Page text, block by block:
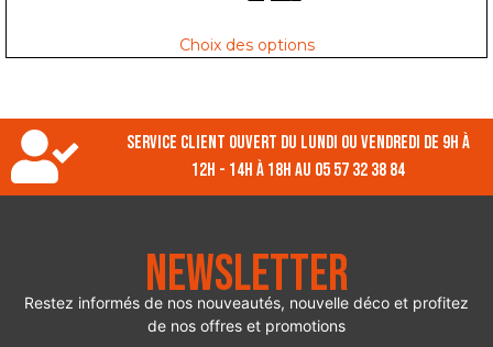
Choix des options
Service client ouvert du lundi ou vendredi de 9h à
12h - 14h à 18h au 05 57 32 38 84
Newsletter
Restez informés de nos nouveautés, nouvelle déco et profitez
de nos offres et promotions